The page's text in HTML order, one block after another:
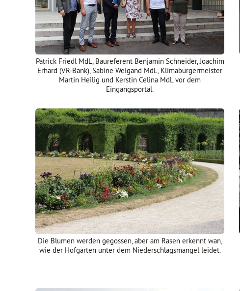
Patrick Friedl MdL, Baureferent Benjamin Schneider, Joachim
Erhard (VR-Bank), Sabine Weigand MdL, Klimabürgermeister
Martin Heilig und Kerstin Celina MdL vor dem
Eingangsportal.
Die Blumen werden gegossen, aber am Rasen erkennt wan,
wie der Hofgarten unter dem Niederschlagsmangel leidet.